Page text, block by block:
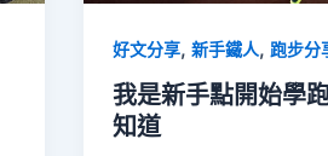
好文分享,新手鐵人,跑步分
我是新手點開始學
知道